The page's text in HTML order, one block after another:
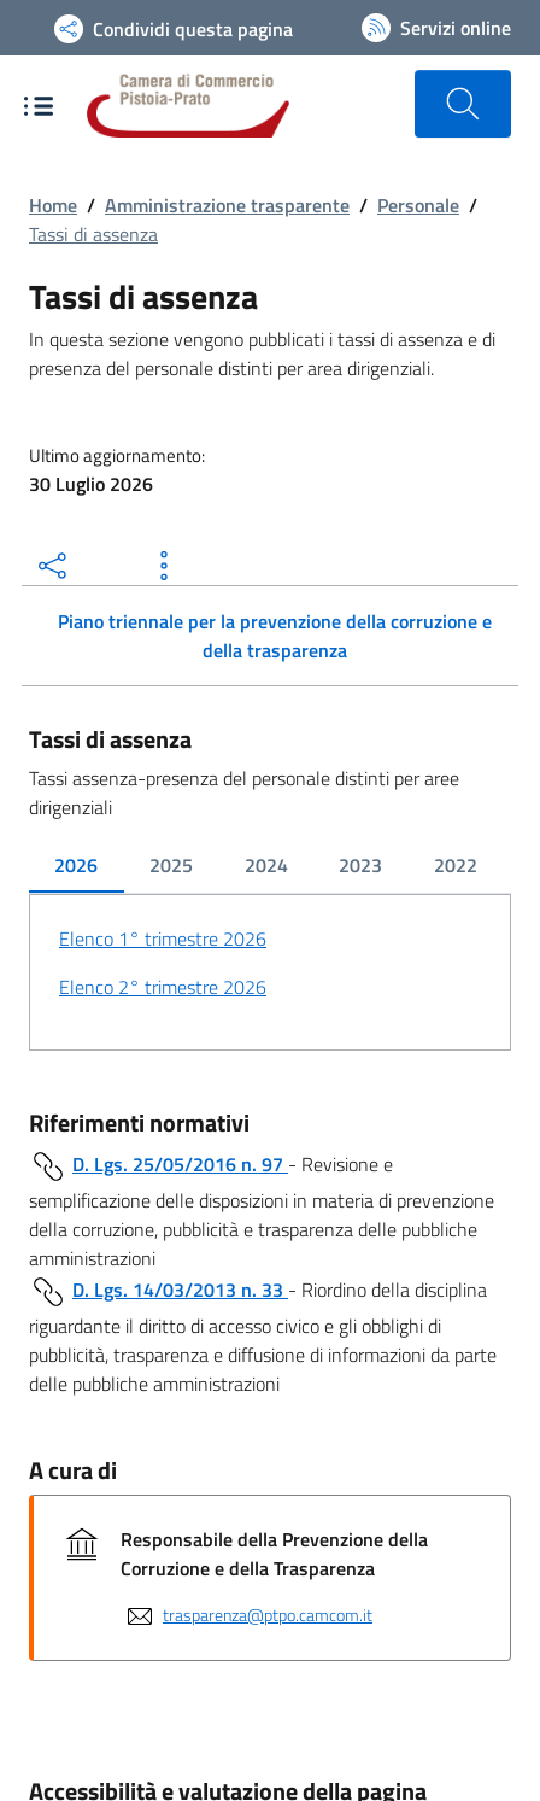
Vai alla navigazione del sito
Condividi questa pagina Servizi online
Home / Amministrazione trasparente / Personale /
Tassi di assenza
Tassi di assenza
In questa sezione vengono pubblicati i tassi di assenza e di
presenza del personale distinti per area dirigenziali.
Ultimo aggiornamento:
30 Luglio 2026
Piano triennale per la prevenzione della corruzione e
della trasparenza
Tassi di assenza
Tassi assenza-presenza del personale distinti per aree
dirigenziali
2026 2025 2024 2023 2022
Elenco 1° trimestre 2026
Elenco 2° trimestre 2026
Riferimenti normativi
D. Lgs. 25/05/2016 n. 97 - Revisione e
semplificazione delle disposizioni in materia di prevenzione
della corruzione, pubblicità e trasparenza delle pubbliche
amministrazioni
D. Lgs. 14/03/2013 n. 33 - Riordino della disciplina
riguardante il diritto di accesso civico e gli obblighi di
pubblicità, trasparenza e diffusione di informazioni da parte
delle pubbliche amministrazioni
A cura di
Responsabile della Prevenzione della
Corruzione e della Trasparenza
trasparenza@ptpo.camcom.it
Accessibilità e valutazione della pagina